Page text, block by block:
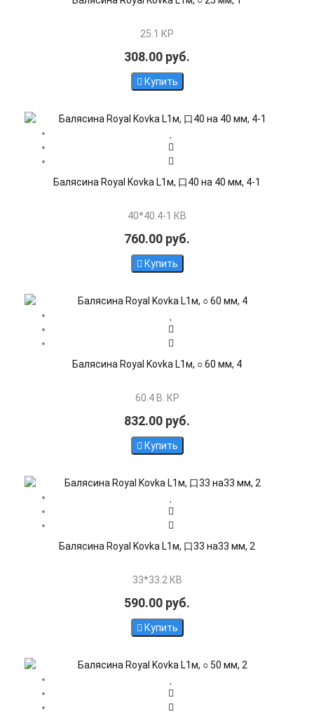
25.1 КР
308.00 руб.
Купить
Балясина Royal Kovka L1м, 口40 на 40 мм, 4-1
40*40.4-1 КВ
760.00 руб.
Купить
Балясина Royal Kovka L1м, ○ 60 мм, 4
60.4 В. КР
832.00 руб.
Купить
Балясина Royal Kovka L1м, 口33 на33 мм, 2
33*33.2 КВ
590.00 руб.
Купить